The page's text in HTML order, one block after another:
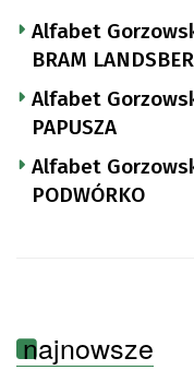
Alfabet
BRAM
Alfabet
PAPUSZA
Alfabet
PODWÓRKO
najnowsze